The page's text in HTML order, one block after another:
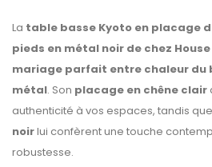
La table basse Kyoto en placage
pieds en métal noir de chez
mariage parfait entre chaleur du
métal. Son placage en chêne clair
authenticité à vos espaces, tandis
noirlui confèrent une touche
robustesse.